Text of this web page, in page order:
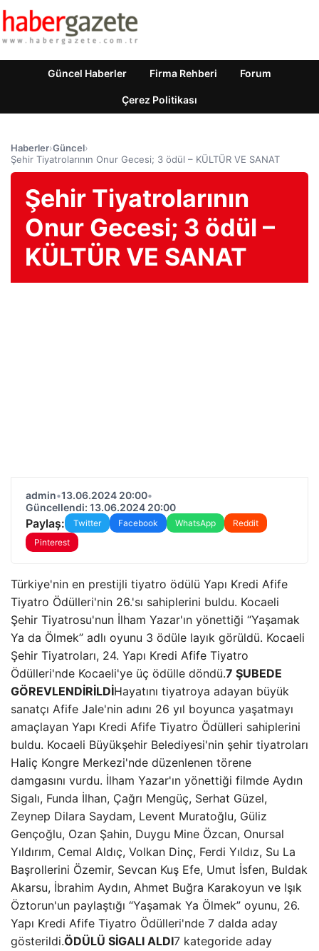
Güncel Haberler Firma Rehberi Forum
Çerez Politikası
Haberler›Güncel›
Şehir Tiyatrolarının Onur Gecesi; 3 ödül – KÜLTÜR VE SANAT
Şehir Tiyatrolarının
Onur Gecesi; 3 ödül –
KÜLTÜR VE SANAT
admin•13.06.2024 20:00•
Güncellendi: 13.06.2024 20:00
Paylaş: Twitter Facebook WhatsApp
Reddit
Pinterest
Türkiye'nin en prestijli tiyatro ödülü Yapı Kredi Afife
Tiyatro Ödülleri'nin 26.'sı sahiplerini buldu. Kocaeli
Şehir Tiyatrosu'nun İlham Yazar'ın yönettiği “Yaşamak
Ya da Ölmek” adlı oyunu 3 ödüle layık görüldü. Kocaeli
Şehir Tiyatroları, 24. Yapı Kredi Afife Tiyatro
Ödülleri'nde Kocaeli'ye üç ödülle döndü.7 ŞUBEDE
GÖREVLENDİRİLDİHayatını tiyatroya adayan büyük
sanatçı Afife Jale'nin adını 26 yıl boyunca yaşatmayı
amaçlayan Yapı Kredi Afife Tiyatro Ödülleri sahiplerini
buldu. Kocaeli Büyükşehir Belediyesi'nin şehir tiyatroları
Haliç Kongre Merkezi'nde düzenlenen törene
damgasını vurdu. İlham Yazar'ın yönettiği filmde Aydın
Sigalı, Funda İlhan, Çağrı Mengüç, Serhat Güzel,
Zeynep Dilara Saydam, Levent Muratoğlu, Güliz
Gençoğlu, Ozan Şahin, Duygu Mine Özcan, Onursal
Yıldırım, Cemal Aldıç, Volkan Dinç, Ferdi Yıldız, Su La
Başrollerini Özemir, Sevcan Kuş Efe, Umut İsfen, Buldak
Akarsu, İbrahim Aydın, Ahmet Buğra Karakoyun ve Işık
Öztorun'un paylaştığı “Yaşamak Ya Ölmek” oyunu, 26.
Yapı Kredi Afife Tiyatro Ödülleri'nde 7 dalda aday
gösterildi.ÖDÜLÜ SİGALI ALDI7 kategoride aday